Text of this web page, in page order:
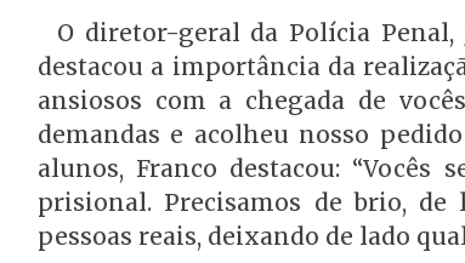
O diretor-geral da Polícia
destacou a importância da
ansiosos com a chegada de
demandas e acolheu nosso
alunos, Franco destacou:
prisional. Precisamos de brio, de
pessoas reais, deixando de lado